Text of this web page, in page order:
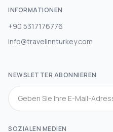
INFORMATIONEN
+90 5317176776
info@travelinnturkey.com
NEWSLETTER ABONNIEREN
SOZIALEN MEDIEN